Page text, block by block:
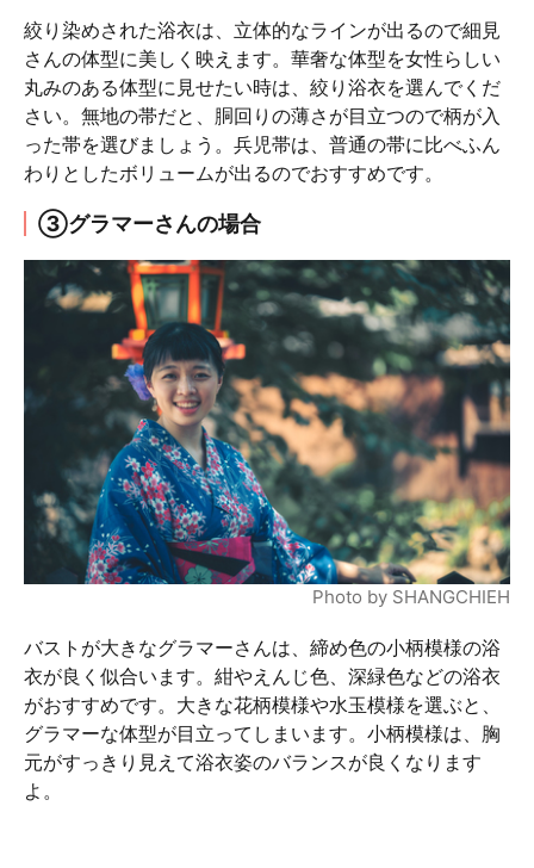
絞り染めされた浴衣は、立体的なラインが出るので細見
さんの体型に美しく映えます。華奢な体型を女性らしい
丸みのある体型に見せたい時は、絞り浴衣を選んでくだ
さい。無地の帯だと、胴回りの薄さが目立つので柄が入
った帯を選びましょう。兵児帯は、普通の帯に比べふん
わりとしたボリュームが出るのでおすすめです。
③グラマーさんの場合
Photo by SHANGCHIEH
バストが大きなグラマーさんは、締め色の小柄模様の浴
衣が良く似合います。紺やえんじ色、深緑色などの浴衣
がおすすめです。大きな花柄模様や水玉模様を選ぶと、
グラマーな体型が目立ってしまいます。小柄模様は、胸
元がすっきり見えて浴衣姿のバランスが良くなります
よ。